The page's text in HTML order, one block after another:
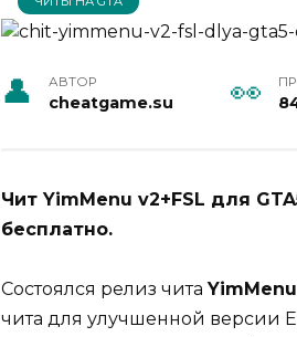
АВТОР
cheatgame.su
Чит YimMenu v2+FSL для
бесплатно.
Состоялся релиз чита
чита для улучшенной версии